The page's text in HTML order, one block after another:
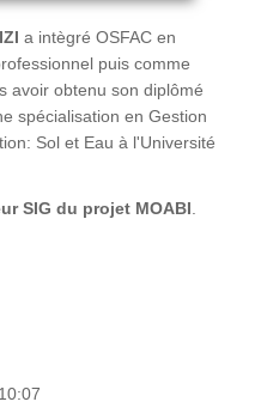
a intègré OSFAC en
puis comme
avoir obtenu son diplômé
spécialisation en Gestion
Sol et Eau à l'Université
SIG du projet MOABI